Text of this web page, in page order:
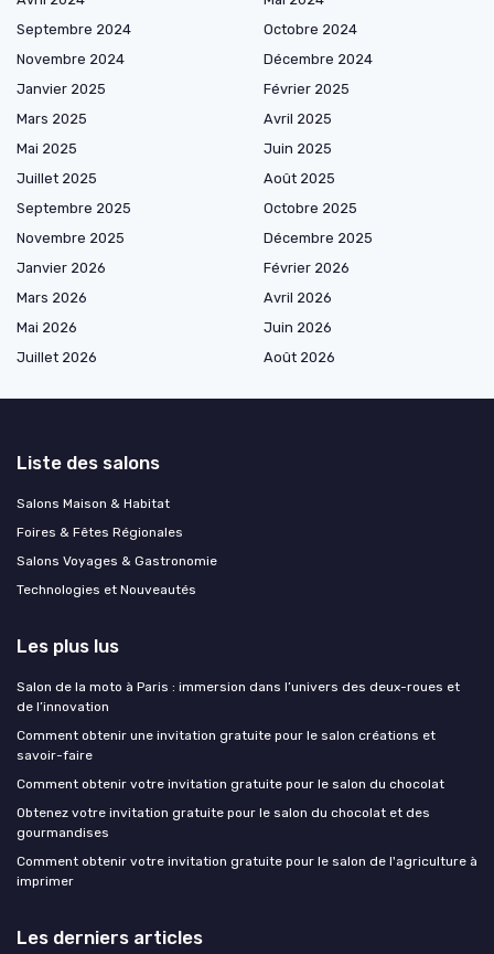
Septembre 2024
Octobre 2024
Novembre 2024
Décembre 2024
Janvier 2025
Février 2025
Mars 2025
Avril 2025
Mai 2025
Juin 2025
Juillet 2025
Août 2025
Septembre 2025
Octobre 2025
Novembre 2025
Décembre 2025
Janvier 2026
Février 2026
Mars 2026
Avril 2026
Mai 2026
Juin 2026
Juillet 2026
Août 2026
Liste des salons
Salons Maison & Habitat
Foires & Fêtes Régionales
Salons Voyages & Gastronomie
Technologies et Nouveautés
Les plus lus
Salon de la moto à Paris : immersion dans l’univers des deux-roues et
de l’innovation
Comment obtenir une invitation gratuite pour le salon créations et
savoir-faire
Comment obtenir votre invitation gratuite pour le salon du chocolat
Obtenez votre invitation gratuite pour le salon du chocolat et des
gourmandises
Comment obtenir votre invitation gratuite pour le salon de l'agriculture à
imprimer
Les derniers articles